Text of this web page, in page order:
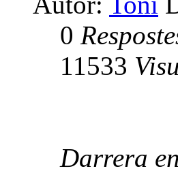
0
11533
Darrera